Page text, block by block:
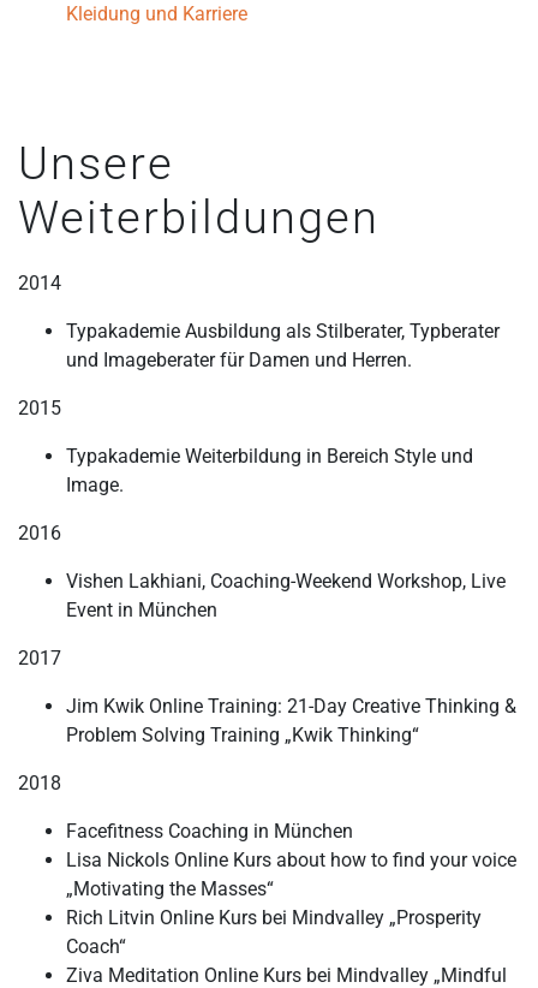
Kleidung und Karriere
Unsere
Weiterbildungen
2014
Typakademie Ausbildung als Stilberater, Typberater
und Imageberater für Damen und Herren.
2015
Typakademie Weiterbildung in Bereich Style und
Image.
2016
Vishen Lakhiani, Coaching-Weekend Workshop, Live
Event in München
2017
Jim Kwik Online Training: 21-Day Creative Thinking &
Problem Solving Training „Kwik Thinking“
2018
Facefitness Coaching in München
Lisa Nickols Online Kurs about how to find your voice
„Motivating the Masses“
Rich Litvin Online Kurs bei Mindvalley „Prosperity
Coach“
Ziva Meditation Online Kurs bei Mindvalley „Mindful